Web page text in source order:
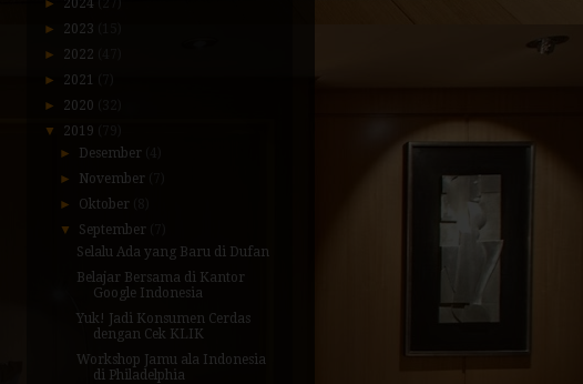
► 2024
► 2023
► 2022
► 2021
► 2020
▼ 2019
► Desember
► November
► Oktober
▼ September
Selalu Ada yang Baru di Dufan
Belajar Bersama di Kantor
Google Indonesia
Yuk! Jadi Konsumen Cerdas
dengan Cek KLIK
Workshop Jamu ala Indonesia
di Philadelphia